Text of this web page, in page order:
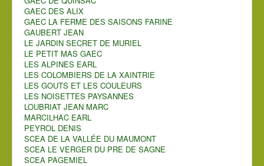
GAEC DES ALIX
GAEC LA FERME DES SAISONS FARINE
GAUBERT JEAN
LE JARDIN SECRET DE MURIEL
LE PETIT MAS GAEC
LES ALPINES EARL
LES COLOMBIERS DE LA XAINTRIE
LES GOUTS ET LES COULEURS
LES NOISETTES PAYSANNES
LOUBRIAT JEAN MARC
MARCILHAC EARL
PEYROL DENIS
SCEA DE LA VALLÉE DU MAUMONT
SCEA LE VERGER DU PRE DE SAGNE
SCEA PAGEMIEL